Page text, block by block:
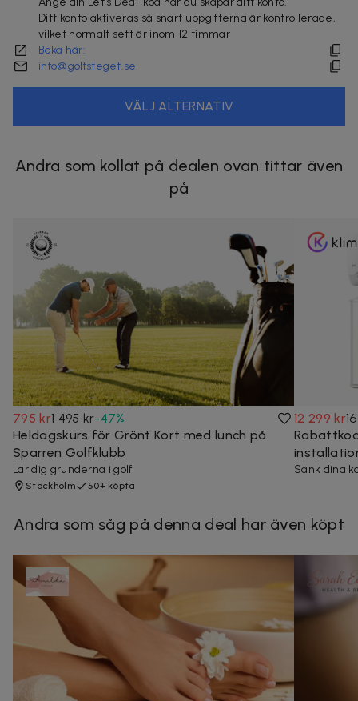
Ditt konto aktiveras så snart uppgifterna är kontrollerade,
vilket normalt sett är inom 12 timmar
Boka här:
info@golfsteget.se
VÄLJ ALTERNATIV
Andra som kollat på dealen ovan tittar även
på
795 kr1 495 kr-47%
Heldagskurs för Grönt Kort med lunch på
Sparren Golfklubb
Lär dig grunderna i golf
Stockholm 50+ köpta
12 299 kr
Sänk dina
Andra som såg på denna deal har även köpt